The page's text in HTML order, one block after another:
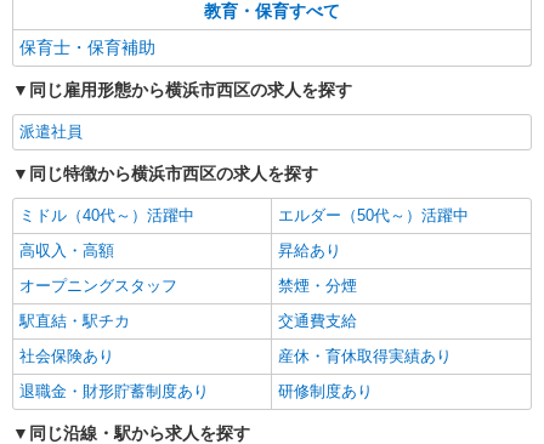
キープ
教育・保育すべて
保育士・保育補助
同じ雇用形態から横浜市西区の求人を探す
派遣社員
同じ特徴から横浜市西区の求人を探す
ミドル（40代～）活躍中
エルダー（50代～）活躍中
高収入・高額
昇給あり
オープニングスタッフ
禁煙・分煙
駅直結・駅チカ
交通費支給
社会保険あり
産休・育休取得実績あり
退職金・財形貯蓄制度あり
研修制度あり
同じ沿線・駅から求人を探す